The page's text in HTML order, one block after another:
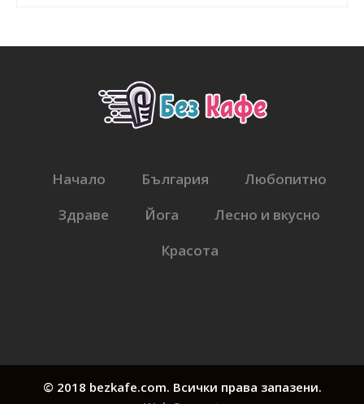
Начало България
Любопитно
Здраве
Йога
Лесно и вкусно
Красота
© 2018 bezkafe.com. Всички права запазени.